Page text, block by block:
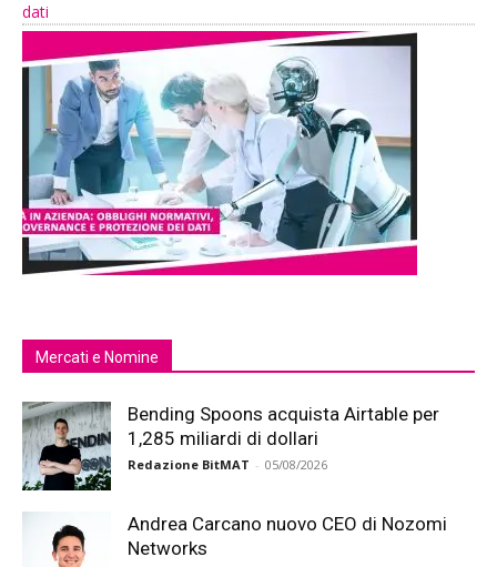
dati
Mercati e Nomine
Bending Spoons acquista Airtable per
1,285 miliardi di dollari
Redazione BitMAT - 05/08/2026
Andrea Carcano nuovo CEO di Nozomi
Networks